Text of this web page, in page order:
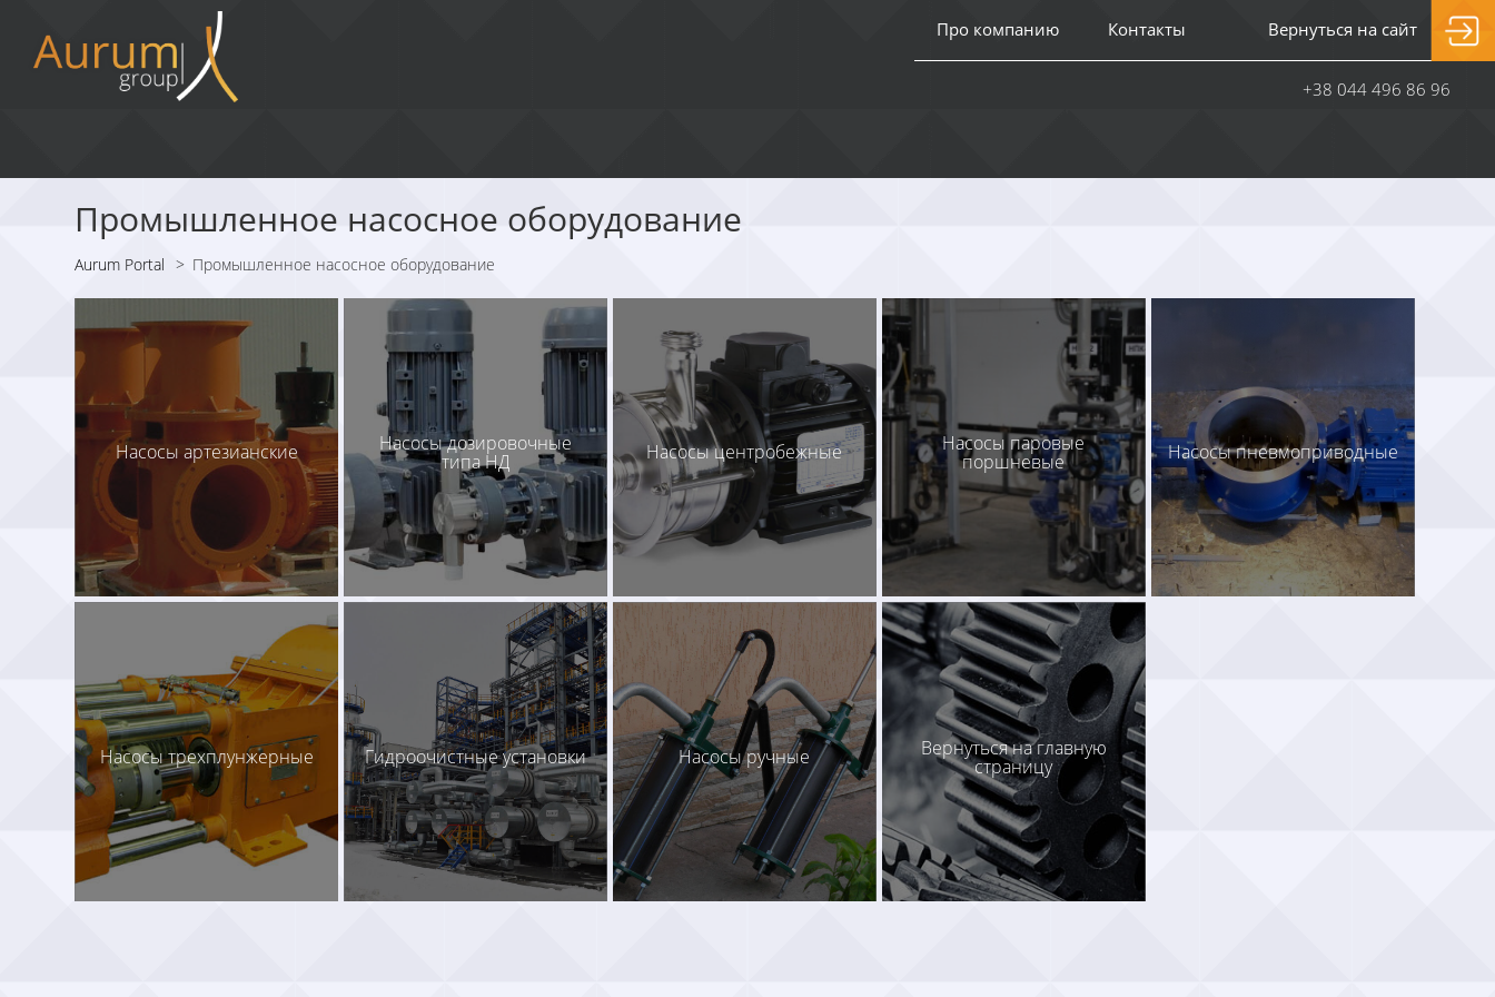
Про компанию Контакты Вернуться на сайт
+38 044 496 86 96
Промышленное насосное оборудование
Aurum Portal > Промышленное насосное оборудование
Насосы артезианские Насосы дозировочные
типа НД Насосы центробежные Насосы паровые
поршневые Насосы пневмоприводные
Насосы трехплунжерные Гидроочистные установки Насосы ручные Вернуться на главную
страницу